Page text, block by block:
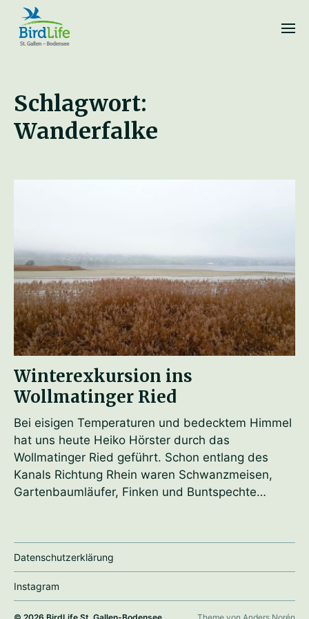
Schlagwort:
Wanderfalke
Winterexkursion ins
Wollmatinger Ried
Bei eisigen Temperaturen und bedecktem Himmel
hat uns heute Heiko Hörster durch das
Wollmatinger Ried geführt. Schon entlang des
Kanals Richtung Rhein waren Schwanzmeisen,
Gartenbaumläufer, Finken und Buntspechte…
Datenschutzerklärung
Instagram